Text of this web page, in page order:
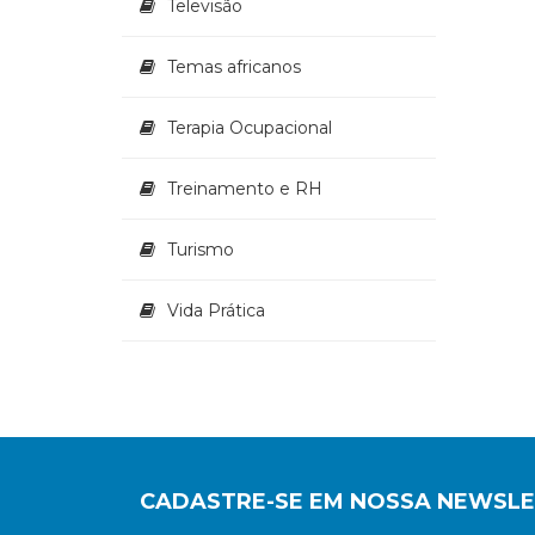
Televisão
Temas africanos
Terapia Ocupacional
Treinamento e RH
Turismo
Vida Prática
CADASTRE-SE EM NOSSA